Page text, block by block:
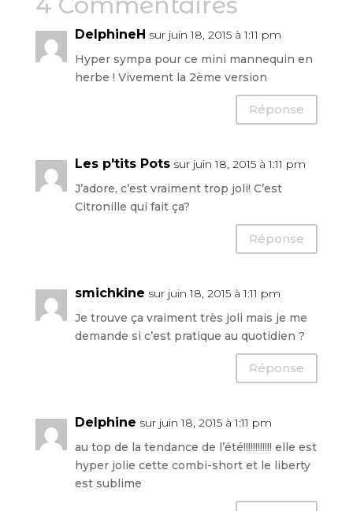
DelphineH sur juin 18, 2015 à 1:11 pm
Hyper sympa pour ce mini mannequin en
herbe ! Vivement la 2ème version
Réponse
Les p'tits Pots sur juin 18, 2015 à 1:11 pm
J’adore, c’est vraiment trop joli! C’est
Citronille qui fait ça?
Réponse
smichkine sur juin 18, 2015 à 1:11 pm
Je trouve ça vraiment très joli mais je me
demande si c’est pratique au quotidien ?
Réponse
Delphine sur juin 18, 2015 à 1:11 pm
au top de la tendance de l’été!!!!!!!!!!!! elle est
hyper jolie cette combi-short et le liberty
est sublime